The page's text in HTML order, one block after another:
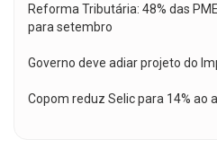
Reforma Tributária: 48% das
para setembro
Governo deve adiar projeto do
Copom reduz Selic para 14% ao